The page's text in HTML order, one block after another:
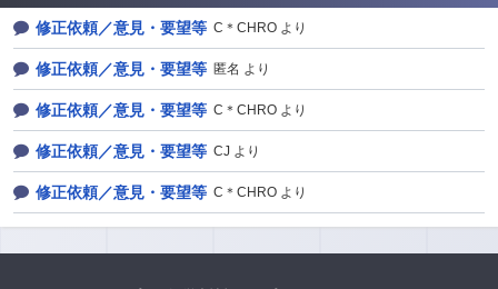
修正依頼／意見・要望等 C＊CHRO より
修正依頼／意見・要望等 匿名 より
修正依頼／意見・要望等 C＊CHRO より
修正依頼／意見・要望等 CJ より
修正依頼／意見・要望等 C＊CHRO より